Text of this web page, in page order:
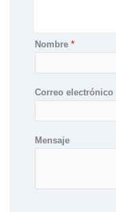
Nombre *
Correo electrónico
Mensaje